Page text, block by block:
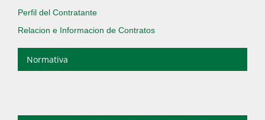
Perfil del Contratante
Relacion e Informacion de Contratos
Normativa